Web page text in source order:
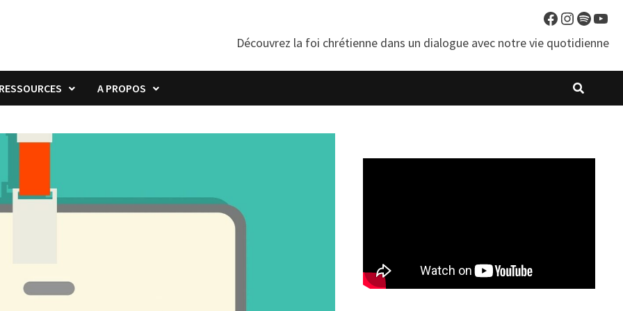
Facebook
Découvrez la foi chrétienne dans un dialogue avec notre vie quotidienne
RESSOURCES A PROPOS